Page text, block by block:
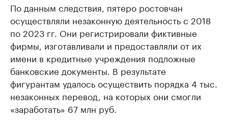
По данным следствия, пятеро ростовчан
осуществляли незаконную деятельность с 2018
по 2023 гг. Они регистрировали фиктивные
фирмы, изготавливали и предоставляли от их
имени в кредитные учреждения подложные
банковские документы. В результате
фигурантам удалось осуществить порядка 4 тыс.
незаконных перевод, на которых они смогли
«заработать» 67 млн руб.